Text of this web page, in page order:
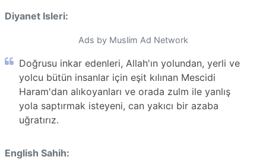
Diyanet Isleri:
Ads by Muslim Ad Network
Doğrusu inkar edenleri, Allah'ın yolundan, yerli ve
yolcu bütün insanlar için eşit kılınan Mescidi
Haram'dan alıkoyanları ve orada zulm ile yanlış
yola saptırmak isteyeni, can yakıcı bir azaba
uğratırız.
English Sahih: